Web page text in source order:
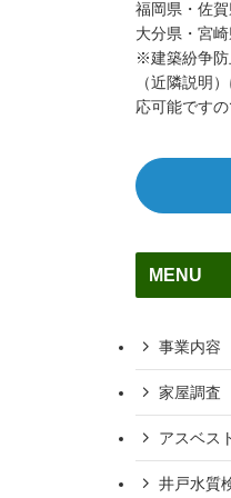
福岡県・佐
大分県・宮
※建築紛争防
（近隣説明
応可能です
MENU
事業内容
家屋調査
アスベス
井戸水質